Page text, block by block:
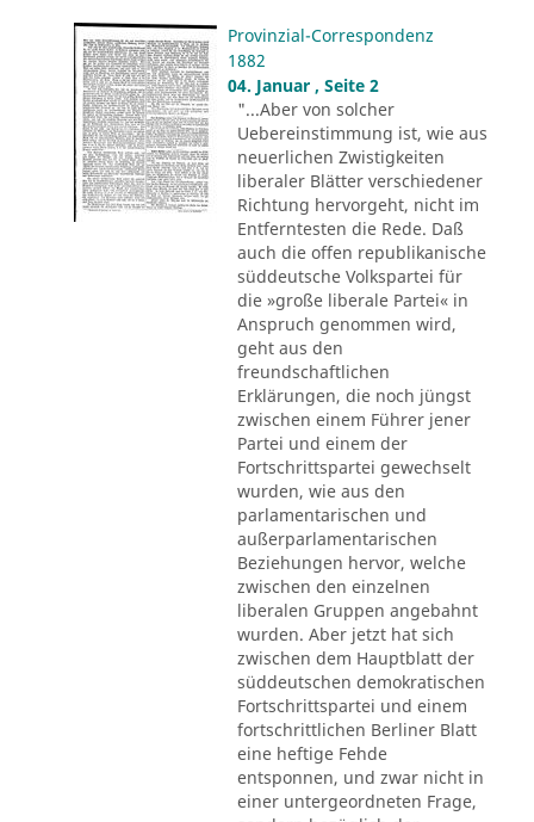
Provinzial-Correspondenz
1882
04. Januar , Seite 2
"...Aber von solcher
Uebereinstimmung ist, wie aus
neuerlichen Zwistigkeiten
liberaler Blätter verschiedener
Richtung hervorgeht, nicht im
Entferntesten die Rede. Daß
auch die offen republikanische
süddeutsche Volkspartei für
die »große liberale Partei« in
Anspruch genommen wird,
geht aus den
freundschaftlichen
Erklärungen, die noch jüngst
zwischen einem Führer jener
Partei und einem der
Fortschrittspartei gewechselt
wurden, wie aus den
parlamentarischen und
außerparlamentarischen
Beziehungen hervor, welche
zwischen den einzelnen
liberalen Gruppen angebahnt
wurden. Aber jetzt hat sich
zwischen dem Hauptblatt der
süddeutschen demokratischen
Fortschrittspartei und einem
fortschrittlichen Berliner Blatt
eine heftige Fehde
entsponnen, und zwar nicht in
einer untergeordneten Frage,